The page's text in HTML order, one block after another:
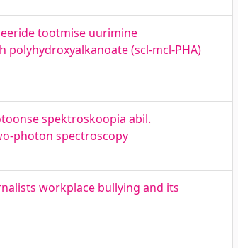
tootmise uurimine
(scl-mcl-PHA)
spektroskoopia abil.
photon spectroscopy
workplace bullying and its